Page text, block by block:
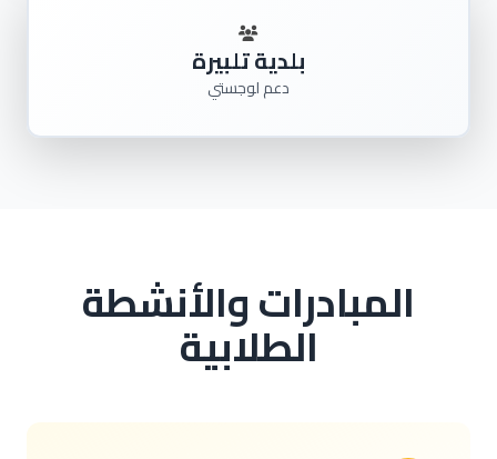
بلدية تلبيرة
دعم لوجستي
المبادرات والأنشطة
الطلابية